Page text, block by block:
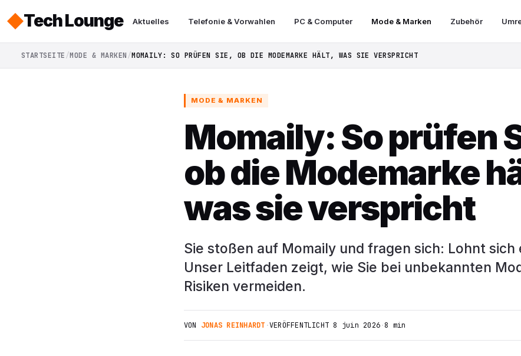
Tech Lounge Aktuelles Telefonie & Vorwahlen PC & Computer Mode & Marken Zubehör
STARTSEITE MODE & MARKEN MOMAILY: SO PRÜFEN SIE, OB DIE MODEMARKE HÄLT, WAS SIE VERSPRICHT
MODE & MARKEN
Momaily: So prüfen
ob die Modemarke
was sie verspricht
Sie stoßen auf Momaily und fragen sich: Lohnt sich
Unser Leitfaden zeigt, wie Sie bei unbekannten
Risiken vermeiden.
VON JONAS REINHARDT ·VERÖFFENTLICHT 8 juin 2026·8 min